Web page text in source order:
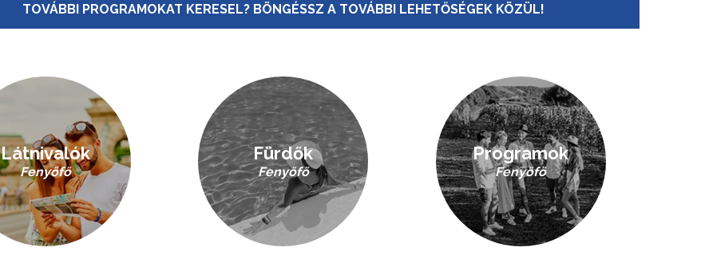
TOVÁBBI PROGRAMOKAT KERESEL? BÖNGÉSSZ A TOVÁBBI LEHETŐSÉGEK KÖZÜL!
Látnivalók
Fenyőfő
Fürdők
Fenyőfő
Programok
Fenyőfő